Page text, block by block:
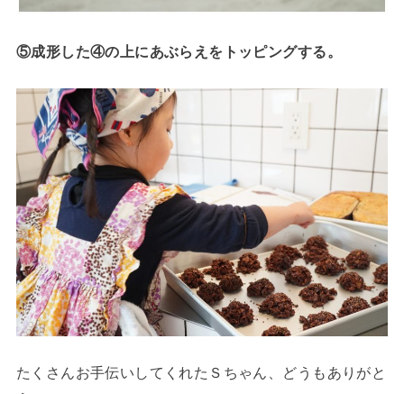
⑤成形した④の上にあぶらえをトッピングする。
たくさんお手伝いしてくれたＳちゃん、どうもありがと